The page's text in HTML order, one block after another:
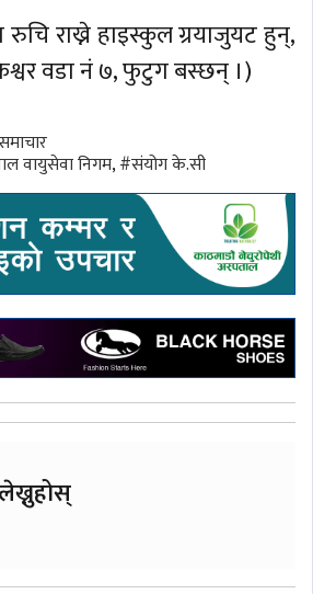
रुचि राख्ने हाइस्कुल ग्रयाजुयट हुन्,
वडा नं ७, फुटुग बस्छन् ।)
वायुसेवा निगम,#संयोग के.सी